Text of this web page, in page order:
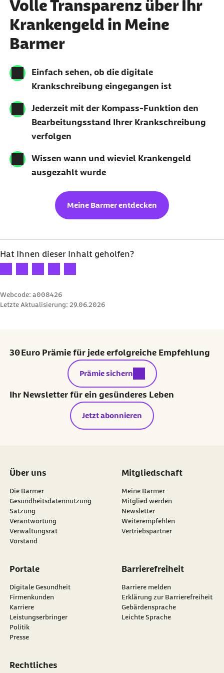
Volle Transparenz über Ihr
Krankengeld in Meine
Barmer
Einfach sehen, ob die digitale
Krankschreibung eingegangen ist
Jederzeit mit der Kompass-Funktion den
Bearbeitungsstand Ihrer Krankschreibung
verfolgen
Wissen wann und wieviel Krankengeld
ausgezahlt wurde
Meine Barmer entdecken
Hat Ihnen dieser Inhalt geholfen?
Ihre Bewertung: 1 Stern
Ihre Bewertung: 2 Sterne
Ihre Bewertung: 3 Sterne
Ihre Bewertung: 4 Sterne
Ihre Bewertung: 5 Sterne
Webcode: a008426
Letzte Aktualisierung: 29.06.2026
30 Euro Prämie für jede erfolgreiche Empfehlung
externer Link:
Prämie sichern
Ihr Newsletter für ein gesünderes Leben
Jetzt abonnieren
Über uns
Die Barmer
Gesundheitsdatennutzung
Satzung
Verantwortung
Verwaltungsrat
Vorstand
Mitgliedschaft
Meine Barmer
Mitglied werden
Newsletter
externer Link:
Weiterempfehlen
Vertriebspartner
Portale
Digitale Gesundheit
Firmenkunden
Karriere
Leistungserbringer
Politik
Presse
Barrierefreiheit
Barriere melden
Erklärung zur Barrierefreiheit
Gebärdensprache
Leichte Sprache
Rechtliches